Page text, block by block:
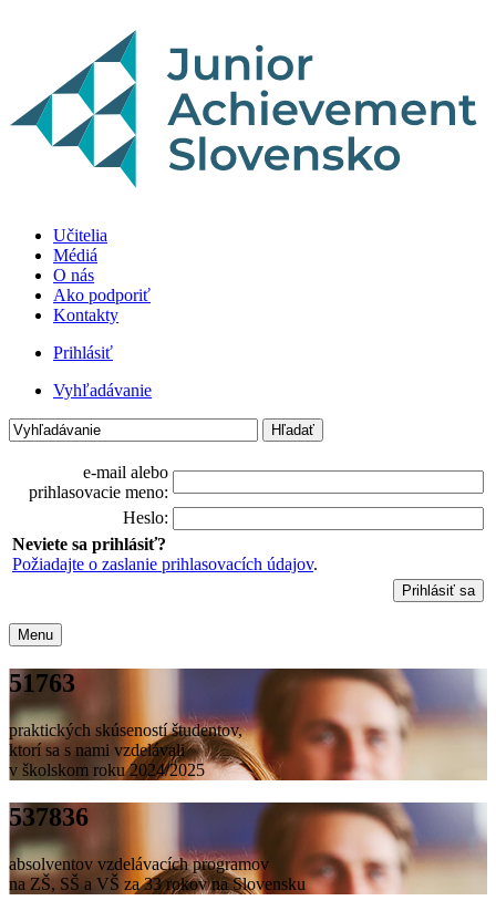
Učitelia
Médiá
O nás
Ako podporiť
Kontakty
Prihlásiť
Vyhľadávanie
e-mail alebo
prihlasovacie meno:
Heslo:
Neviete sa prihlásiť?
Požiadajte o zaslanie prihlasovacích údajov.
Menu
51763
praktických skúseností študentov,
ktorí sa s nami vzdelávali
v školskom roku 2024/2025
537836
absolventov vzdelávacích programov
na ZŠ, SŠ a VŠ za 33 rokov na Slovensku